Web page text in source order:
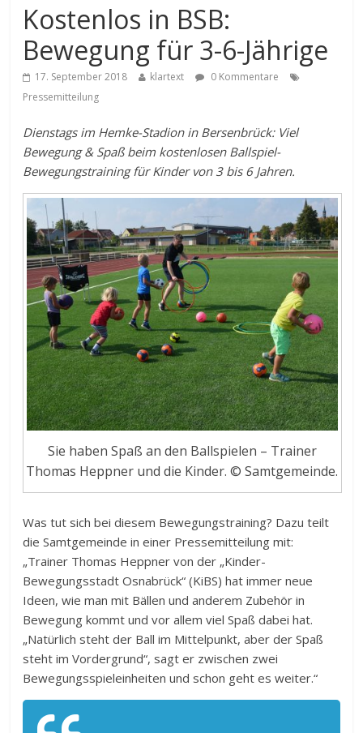
Kostenlos in BSB:
Bewegung für 3-6-Jährige
17. September 2018 klartext
0 Kommentare
Pressemitteilung
Dienstags im Hemke-Stadion in Bersenbrück: Viel
Bewegung & Spaß beim kostenlosen Ballspiel-
Bewegungstraining für Kinder von 3 bis 6 Jahren.
Sie haben Spaß an den Ballspielen – Trainer
Thomas Heppner und die Kinder. © Samtgemeinde.
Was tut sich bei diesem Bewegungstraining? Dazu teilt
die Samtgemeinde in einer Pressemitteilung mit:
„Trainer Thomas Heppner von der „Kinder-
Bewegungsstadt Osnabrück“ (KiBS) hat immer neue
Ideen, wie man mit Bällen und anderem Zubehör in
Bewegung kommt und vor allem viel Spaß dabei hat.
„Natürlich steht der Ball im Mittelpunkt, aber der Spaß
steht im Vordergrund“, sagt er zwischen zwei
Bewegungsspieleinheiten und schon geht es weiter.“